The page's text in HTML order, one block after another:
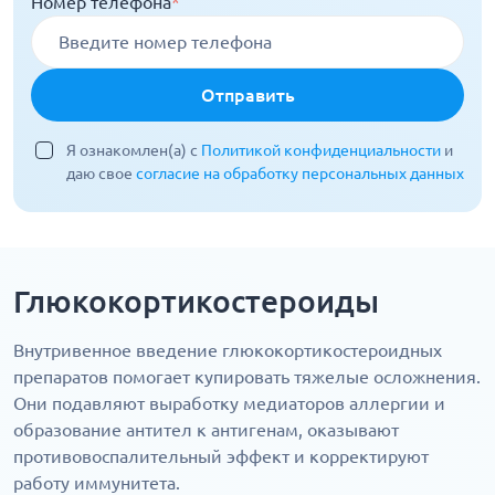
Отправить
Я ознакомлен(а) с Политикой конфиденциальности и
даю свое согласие на обработку персональных данных
Глюкокортикостероиды
Внутривенное введение глюкокортикостероидных
препаратов помогает купировать тяжелые осложнения.
Они подавляют выработку медиаторов аллергии и
образование антител к антигенам, оказывают
противовоспалительный эффект и корректируют
работу иммунитета.